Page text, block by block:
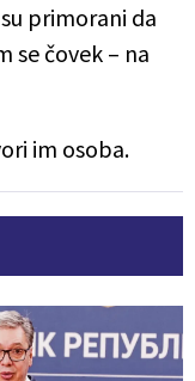
primorani da
se čovek – na
im osoba.